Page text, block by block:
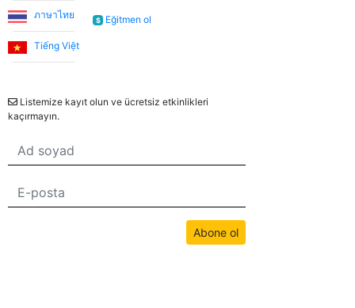
Utku S.
Online İngilizce öğrenmeye sıfırdan başladım. İlk 3 ay
kurabilecek seviyeye geldiğimde Jade öğretmenimle
çalışmaya devam ettim. Sistemden çok memnunum.
hayatında bir engel olmaktan çıkartmak isteyen
ภาษาไทย
Tiếng Việt
$ Eğitmen ol
Listemize kayıt olun ve ücretsiz etkinlikleri
kaçırmayın.
Abone ol